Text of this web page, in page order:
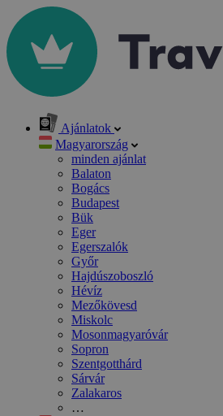
Ajánlatok
Magyarország
minden ajánlat
Balaton
Bogács
Budapest
Bük
Eger
Egerszalók
Győr
Hajdúszoboszló
Hévíz
Mezőkövesd
Miskolc
Mosonmagyaróvár
Sopron
Szentgotthárd
Sárvár
Zalakaros
…